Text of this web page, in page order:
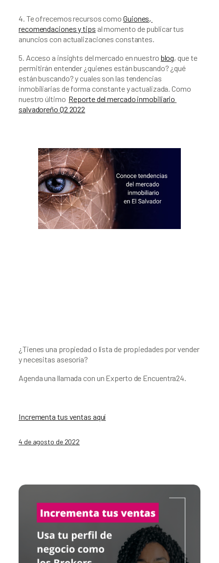
4. Te ofrecemos recursos como Guiones,
recomendaciones y tips al momento de publicar tus
anuncios con actualizaciones constantes.
5. Acceso a insights del mercado en nuestro blog, que te
permitirán entender ¿quienes están buscando? ¿qué
están buscando? y cuales son las tendencias
inmobiliarias de forma constante y actualizada. Como
nuestro último Reporte del mercado inmobiliario
salvadoreño Q2 2022
¿Tienes una propiedad o lista de propiedades por vender
y necesitas asesoría?
Agenda una llamada con un Experto de Encuentra24.
Incrementa tus ventas aquí
4 de agosto de 2022